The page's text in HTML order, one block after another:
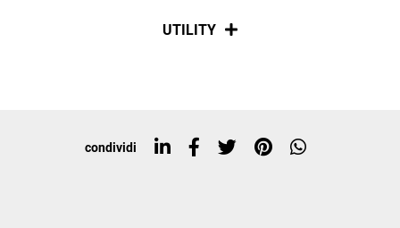
Social
UTILITY
Top ricerche
condividi